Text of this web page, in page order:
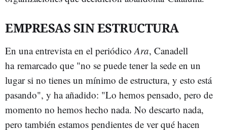
EMPRESAS SIN ESTRUCTURA
En una entrevista en el periódicoAra, Canadell
ha remarcado que "no se puede tener la sede en un
lugar si no tienes un mínimo de estructura, y esto está
pasando", y ha añadido: "Lo hemos pensado, pero de
momento no hemos hecho nada. No descarto nada,
pero también estamos pendientes de ver qué hacen